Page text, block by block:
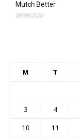
Mutch Better
08/08/2026
M T
3
4
10
11